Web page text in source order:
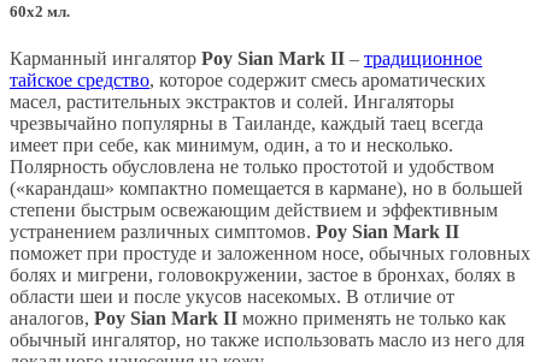
60х2 мл.
Карманный ингалятор Poy Sian Mark II – традиционное
тайское средство, которое содержит смесь ароматических
масел, растительных экстрактов и солей. Ингаляторы
чрезвычайно популярны в Таиланде, каждый таец всегда
имеет при себе, как минимум, один, а то и несколько.
Полярность обусловлена не только простотой и удобством
(«карандаш» компактно помещается в кармане), но в большей
степени быстрым освежающим действием и эффективным
устранением различных симптомов. Poy Sian Mark II
поможет при простуде и заложенном носе, обычных головных
болях и мигрени, головокружении, застое в бронхах, болях в
области шеи и после укусов насекомых. В отличие от
аналогов, Poy Sian Mark II можно применять не только как
обычный ингалятор, но также использовать масло из него для